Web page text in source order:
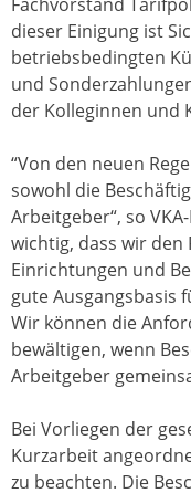
dieser Einigung ist
betriebsbedingten
und
der Kolleginnen und
“Von den neuen
sowohl die
Arbeitgeber“, so
wichtig, dass wir
Einrichtungen und
gute Ausgangsbasis
Wir können die
bewältigen, wenn
Arbeitgeber
Bei Vorliegen der
Kurzarbeit
zu beachten. Die